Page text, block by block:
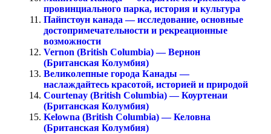
провинциального парка, история и культура
Пайпстоун канада — исследование, основные
достопримечательности и рекреационные
возможности
Vernon (British Columbia) — Вернон
(Британская Колумбия)
Великолепные города Канады —
наслаждайтесь красотой, историей и природой
Courtenay (British Columbia) — Коуртенаи
(Британская Колумбия)
Kelowna (British Columbia) — Келовна
(Британская Колумбия)